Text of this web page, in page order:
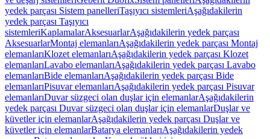
yedek parçası Sistem panelleriTaşıyıcı sistemleriAşağıdakilerin
yedek parçası Taşıyıcı
sistemleriKaplamalarAksesuarlarAşağıdakilerin yedek parçası
AksesuarlarMontaj elemanlarıAşağıdakilerin yedek parçası Montaj
elemanlarıKlozet elemanlarıAşağıdakilerin yedek parçası Klozet
elemanlarıLavabo elemanlarıAşağıdakilerin yedek parçası Lavabo
elemanlarıBide elemanlarıAşağıdakilerin yedek parçası Bide
elemanlarıPisuvar elemanlarıAşağıdakilerin yedek parçası Pisuvar
elemanlarıDuvar süzgeci olan duşlar için elemanlarAşağıdakilerin
yedek parçası Duvar süzgeci olan duşlar için elemanlarDuşlar ve
küvetler için elemanlarAşağıdakilerin yedek parçası Duşlar ve
küvetler için elemanlarBatarya elemanlarıAşağıdakilerin yedek